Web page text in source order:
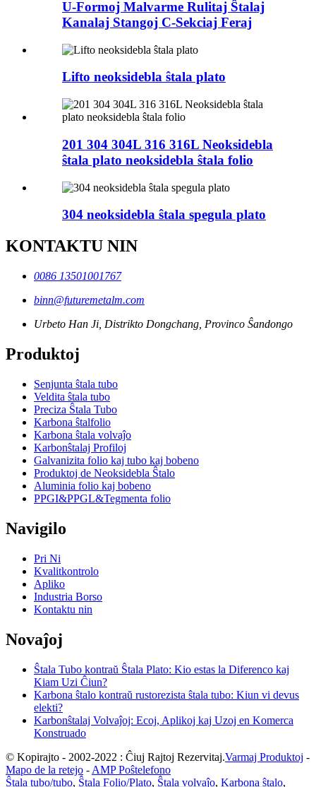
U-Formoj Malvarme Rulitaj Ŝtalaj
Kanalaj Stangoj C-Sekciaj Feraj
Lifto neoksidebla ŝtala plato
201 304 304L 316 316L Neoksidebla
ŝtala plato neoksidebla ŝtala folio
304 neoksidebla ŝtala spegula plato
KONTAKTU NIN
0086 13501001767
binn@futuremetalm.com
Urbeto Han Ji, Distrikto Dongchang, Provinco Ŝandongo
Produktoj
Senjunta ŝtala tubo
Veldita ŝtala tubo
Preciza Ŝtala Tubo
Karbona ŝtalfolio
Karbona ŝtala volvaĵo
Karbonŝtalaj Profiloj
Galvanizita folio kaj tubo kaj bobeno
Produktoj de Neoksidebla Ŝtalo
Aluminia folio kaj bobeno
PPGI&PPGL&Tegmenta folio
Navigilo
Pri Ni
Kvalitkontrolo
Apliko
Industria Borso
Kontaktu nin
Novaĵoj
Ŝtala Tubo kontraŭ Ŝtala Plato: Kio estas la Diferenco kaj
Kiam Uzi Ĉiun?
Karbona ŝtalo kontraŭ rustorezista ŝtala tubo: Kiun vi devus
elekti?
Karbonŝtalaj Volvaĵoj: Ecoj, Aplikoj kaj Uzoj en Komerca
Konstruado
© Kopirajto - 2002-2022 : Ĉiuj Rajtoj Rezervitaj.Varmaj Produktoj -
Mapo de la retejo - AMP Poŝtelefono
Ŝtala tubo/tubo, Ŝtala Folio/Plato, Ŝtala volvaĵo, Karbona ŝtalo,